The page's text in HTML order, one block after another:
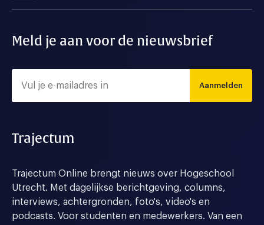
Meld je aan voor de nieuwsbrief
Aanmelden
Trajectum
Trajectum Online brengt nieuws over Hogeschool
Utrecht. Met dagelijkse berichtgeving, columns,
interviews, achtergronden, foto's, video's en
podcasts. Voor studenten en medewerkers. Van een